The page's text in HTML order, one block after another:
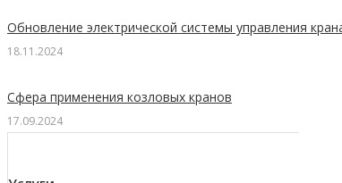
Обновление электрической системы управления
18.11.2024
Сфера применения козловых кранов
17.09.2024